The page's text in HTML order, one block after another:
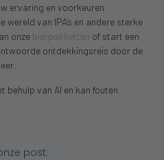
ervaring en voorkeuren
wereld van IPA’s en andere sterke
onze bierpakketten of start een
ontdekkingsreis door de
behulp van AI en kan fouten
post: